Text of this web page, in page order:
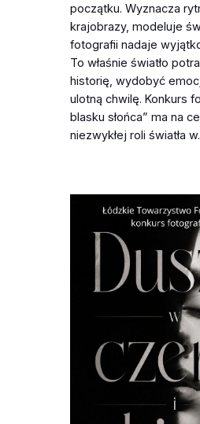
początku. Wyznacza
krajobrazy, modeluje
fotografii nadaje
To właśnie światło
historię, wydobyć
ulotną chwilę. Konkurs
blasku słońca” ma na
niezwykłej roli światła